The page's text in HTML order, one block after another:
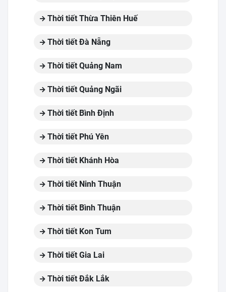
Thời tiết Thừa Thiên Huế
Thời tiết Đà Nẵng
Thời tiết Quảng Nam
Thời tiết Quảng Ngãi
Thời tiết Bình Định
Thời tiết Phú Yên
Thời tiết Khánh Hòa
Thời tiết Ninh Thuận
Thời tiết Bình Thuận
Thời tiết Kon Tum
Thời tiết Gia Lai
Thời tiết Đắk Lắk